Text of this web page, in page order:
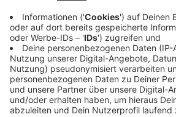
Anzeige